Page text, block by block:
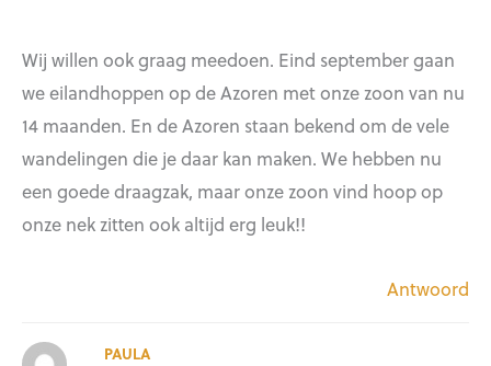
Wij willen ook graag meedoen. Eind september gaan
we eilandhoppen op de Azoren met onze zoon van nu
14 maanden. En de Azoren staan bekend om de vele
wandelingen die je daar kan maken. We hebben nu
een goede draagzak, maar onze zoon vind hoop op
onze nek zitten ook altijd erg leuk!!
Antwoord
PAULA